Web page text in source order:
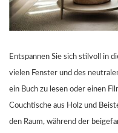
Entspannen Sie sich stilvoll in
vielen Fenster und des
ein Buch zu lesen oder einen
Couchtische aus Holz und
den Raum, während der